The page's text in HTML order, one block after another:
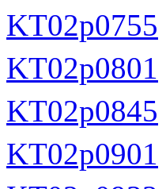
KT02p0755
KT02p0801
KT02p0845
KT02p0901